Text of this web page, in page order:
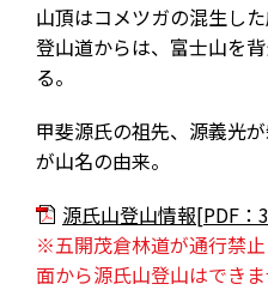
山頂はコメツガの混生した
登山道からは、富士山を
る。
甲斐源氏の祖先、源義光
が山名の由来。
源氏山登山情報[PDF：
※五開茂倉林道が通行禁
面から源氏山登山はできま